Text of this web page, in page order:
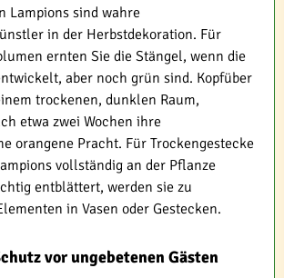
Lampions sind wahre
in der Herbstdekoration. Für
ernten Sie die Stängel, wenn die
aber noch grün sind. Kopfüber
trockenen, dunklen Raum,
etwa zwei Wochen ihre
orangene Pracht. Für Trockengestecke
vollständig an der Pflanze
entblättert, werden sie zu
in Vasen oder Gestecken.
vor ungebetenen Gästen